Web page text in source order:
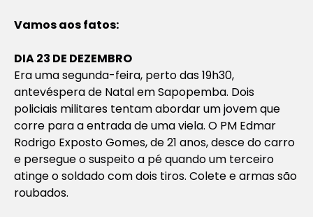
Vamos aos fatos:
DIA 23 DE DEZEMBRO
Era uma segunda-feira, perto das 19h30,
antevéspera de Natal em Sapopemba. Dois
policiais militares tentam abordar um jovem que
corre para a entrada de uma viela. O PM Edmar
Rodrigo Exposto Gomes, de 21 anos, desce do carro
e persegue o suspeito a pé quando um terceiro
atinge o soldado com dois tiros. Colete e armas são
roubados.